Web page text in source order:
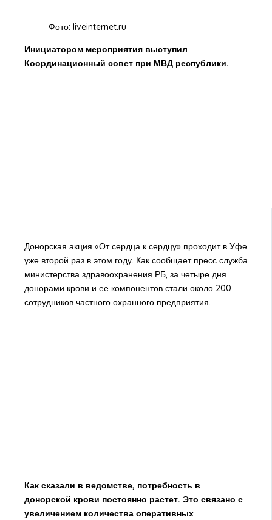
Фото: liveinternet.ru
Инициатором мероприятия выступил
Координационный совет при МВД республики.
Донорская акция «От сердца к сердцу» проходит в Уфе
уже второй раз в этом году. Как сообщает пресс служба
министерства здравоохранения РБ, за четыре дня
донорами крови и ее компонентов стали около 200
сотрудников частного охранного предприятия.
Как сказали в ведомстве, потребность в
донорской крови постоянно растет. Это связано с
увеличением количества оперативных